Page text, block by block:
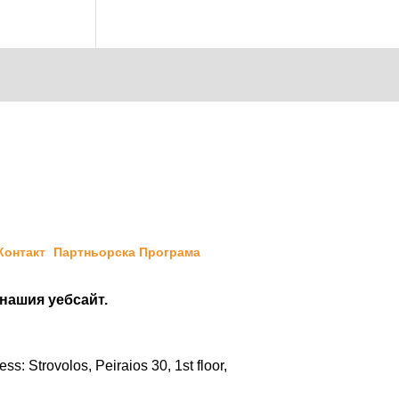
Партньорска Програма
уебсайт.
Strovolos, Peiraios 30, 1st floor,